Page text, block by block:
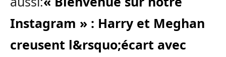
Instagram » : Harry et Meghan
creusent l&rsquo;écart avec